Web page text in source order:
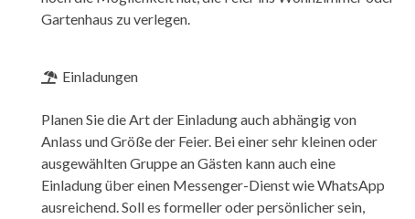
Gartenhaus zu verlegen.
Einladungen
Planen Sie die Art der Einladung auch abhängig von
Anlass und Größe der Feier. Bei einer sehr kleinen oder
ausgewählten Gruppe an Gästen kann auch eine
Einladung über einen Messenger-Dienst wie WhatsApp
ausreichend. Soll es formeller oder persönlicher sein,